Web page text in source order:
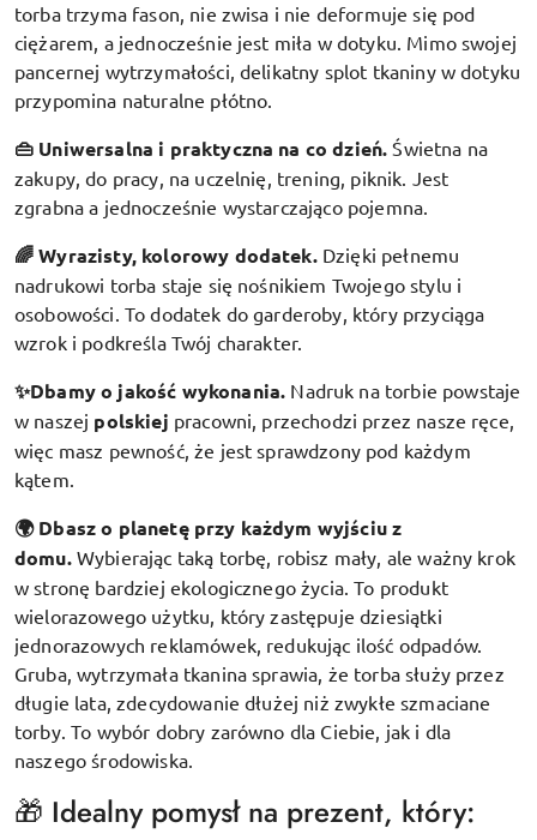
torba trzyma fason, nie zwisa i nie deformuje się pod
ciężarem, a jednocześnie jest miła w dotyku. Mimo swojej
pancernej wytrzymałości, delikatny splot tkaniny w dotyku
przypomina naturalne płótno.
👜 Uniwersalna i praktyczna na co dzień. Świetna na
zakupy, do pracy, na uczelnię, trening, piknik. Jest
zgrabna a jednocześnie wystarczająco pojemna.
🌈 Wyrazisty, kolorowy dodatek. Dzięki pełnemu
nadrukowi torba staje się nośnikiem Twojego stylu i
osobowości. To dodatek do garderoby, który przyciąga
wzrok i podkreśla Twój charakter.
✨Dbamy o jakość wykonania. Nadruk na torbie powstaje
w naszej polskiej pracowni, przechodzi przez nasze ręce,
więc masz pewność, że jest sprawdzony pod każdym
kątem.
🌍 Dbasz o planetę przy każdym wyjściu z
domu. Wybierając taką torbę, robisz mały, ale ważny krok
w stronę bardziej ekologicznego życia. To produkt
wielorazowego użytku, który zastępuje dziesiątki
jednorazowych reklamówek, redukując ilość odpadów.
Gruba, wytrzymała tkanina sprawia, że torba służy przez
długie lata, zdecydowanie dłużej niż zwykłe szmaciane
torby. To wybór dobry zarówno dla Ciebie, jak i dla
naszego środowiska.
🎁 Idealny pomysł na prezent, który: